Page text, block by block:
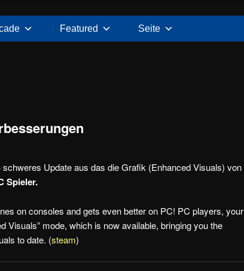
Featured Seite
Update aus das die Grafik (Enhanced Visuals) von
Spieler.
on consoles and gets even better on PC! PC players, your
Visuals” mode, which is now available, bringing you the
to date. (steam)